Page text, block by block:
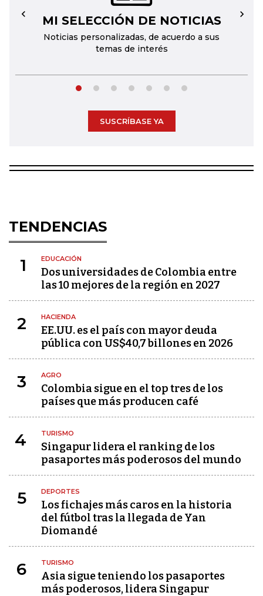
MI SELECCIÓN DE NOTICIAS
Noticias personalizadas, de acuerdo a sus
temas de interés
← →
SUSCRÍBASE YA
TENDENCIAS
1 EDUCACIÓN
Dos universidades de Colombia entre
las 10 mejores de la región en 2027
2 HACIENDA
EE.UU. es el país con mayor deuda
pública con US$40,7 billones en 2026
3 AGRO
Colombia sigue en el top tres de los
países que más producen café
4 TURISMO
Singapur lidera el ranking de los
pasaportes más poderosos del mundo
5 DEPORTES
Los fichajes más caros en la historia
del fútbol tras la llegada de Yan
Diomandé
6 TURISMO
Asia sigue teniendo los pasaportes
más poderosos, lidera Singapur